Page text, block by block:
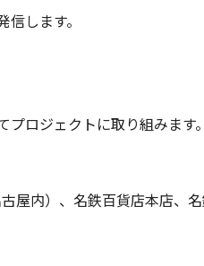
します。
ジェクトに取り組みます。
）、名鉄百貨店本店、名